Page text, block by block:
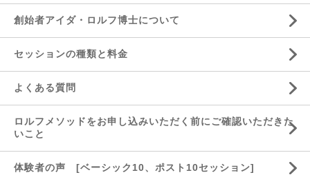
創始者アイダ・ロルフ博士について
セッションの種類と料金
よくある質問
ロルフメソッドをお申し込みいただく前にご確認いただきた
いこと
体験者の声 [ベーシック10、ポスト10セッション]